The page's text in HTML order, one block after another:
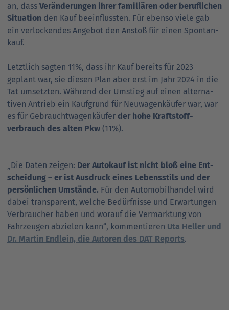
an, dass Verän­derungen ihrer fami­liären oder beruf­lichen
Situation den Kauf beein­fluss­ten. Für ebenso viele gab
ein ver­locken­des Angebot den Anstoß für einen Spon­tan­
kauf.
Letzt­lich sagten 11%, dass ihr Kauf bereits für 2023
geplant war, sie diesen Plan aber erst im Jahr 2024 in die
Tat umsetzten. Während der Umstieg auf einen alter­na­
tiven Antrieb ein Kauf­grund für Neu­wagen­käufer war, war
es für Gebraucht­wagen­käufer der hohe Kraft­stoff­
verbrauch des alten Pkw (11%).
„Die Daten zeigen: Der Auto­kauf ist nicht bloß eine Ent­
schei­dung – er ist Aus­druck eines Lebens­stils und der
per­sön­li­chen Umstände. Für den Auto­mobil­handel wird
dabei trans­pa­rent, welche Bedürf­nisse und Erwar­tungen
Ver­braucher haben und worauf die Ver­mark­tung von
Fahr­zeugen abzielen kann“, kommentieren Uta Heller und
Dr. Martin Endlein, die Autoren des DAT Reports.